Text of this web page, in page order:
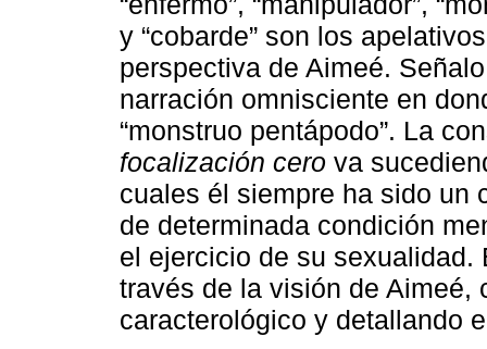
y “cobarde” son los
perspectiva de Aimeé.
narración omnisciente en
“monstruo pentápodo”. La
focalización cero va
cuales él siempre ha sido un
de determinada condición
el ejercicio de su sexualidad.
través de la visión de Aimeé,
caracterológico y detallando